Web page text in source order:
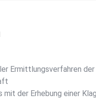
Ermittlungsverfahren der
der Erhebung einer